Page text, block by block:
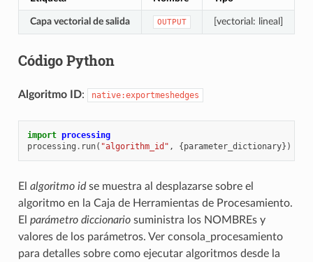
Capa vectorial de salida OUTPUT [vectorial: lineal]
Código Python
Algoritmo ID: native:exportmeshedges
import processing
processing . run( "algorithm_id" , {parameter_dictionary})
El algoritmo idse muestra al desplazarse sobre el
algoritmo en la Caja de Herramientas de Procesamiento.
El parámetro diccionariosuministra los NOMBREs y
valores de los parámetros. Ver consola_procesamiento
para detalles sobre como ejecutar algoritmos desde la